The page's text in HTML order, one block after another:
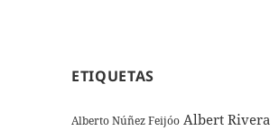
ETIQUETAS
Alberto Núñez Feijóo Albert Rivera